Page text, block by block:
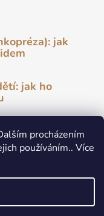
procházením
používáním.. Více
jak
jak ho